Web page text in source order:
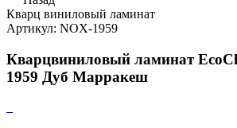
Кварц виниловый ламинат
Артикул: NOX-1959
Кварцвиниловый ламинат
1959 Дуб Марракеш